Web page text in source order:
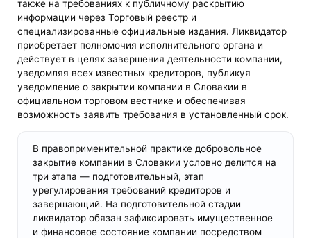
также на требованиях к публичному раскрытию
информации через Торговый реестр и
специализированные официальные издания. Ликвидатор
приобретает полномочия исполнительного органа и
действует в целях завершения деятельности компании,
уведомляя всех известных кредиторов, публикуя
уведомление о закрытии компании в Словакии в
официальном торговом вестнике и обеспечивая
возможность заявить требования в установленный срок.
В правоприменительной практике добровольное
закрытие компании в Словакии условно делится на
три этапа — подготовительный, этап
урегулирования требований кредиторов и
завершающий. На подготовительной стадии
ликвидатор обязан зафиксировать имущественное
и финансовое состояние компании посредством